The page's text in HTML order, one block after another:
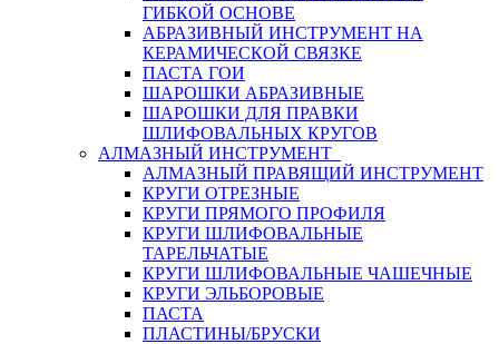
ГИБКОЙ ОСНОВЕ
АБРАЗИВНЫЙ ИНСТРУМЕНТ НА
КЕРАМИЧЕСКОЙ СВЯЗКЕ
ПАСТА ГОИ
ШАРОШКИ АБРАЗИВНЫЕ
ШАРОШКИ ДЛЯ ПРАВКИ
ШЛИФОВАЛЬНЫХ КРУГОВ
АЛМАЗНЫЙ ИНСТРУМЕНТ
АЛМАЗНЫЙ ПРАВЯЩИЙ ИНСТРУМЕНТ
КРУГИ ОТРЕЗНЫЕ
КРУГИ ПРЯМОГО ПРОФИЛЯ
КРУГИ ШЛИФОВАЛЬНЫЕ
ТАРЕЛЬЧАТЫЕ
КРУГИ ШЛИФОВАЛЬНЫЕ ЧАШЕЧНЫЕ
КРУГИ ЭЛЬБОРОВЫЕ
ПАСТА
ПЛАСТИНЫ/БРУСКИ